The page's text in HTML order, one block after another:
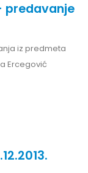
predavanje
iz predmeta
Ercegović